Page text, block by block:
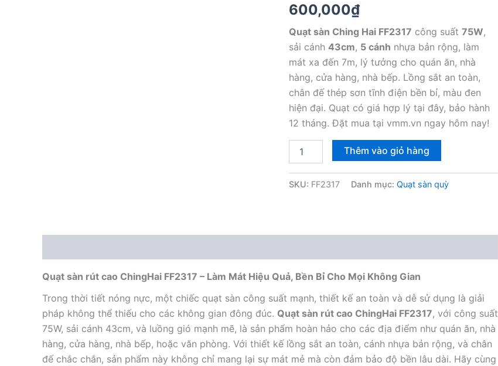
600,000₫
Quạt sàn Ching Hai FF2317 công suất 75W,
sải cánh 43cm, 5 cánh nhựa bản rộng, làm
mát xa đến 7m, lý tưởng cho quán ăn, nhà
hàng, cửa hàng, nhà bếp. Lồng sắt an toàn,
chân đế thép sơn tĩnh điện bền bỉ, màu đen
hiện đại. Quạt có giá hợp lý tại đây, bảo hành
12 tháng. Đặt mua tại vmm.vn ngay hôm nay!
Sàn
cao
Thêm vào giỏ hàng
SKU: FF2317 Danh mục: Quạt sàn quỳ
Quạt sàn rút cao ChingHai FF2317 – Làm Mát Hiệu Quả, Bền Bỉ Cho Mọi Không Gian
Trong thời tiết nóng nực, một chiếc quạt sàn công suất mạnh, thiết kế an toàn và dễ sử dụng là giải
pháp không thể thiếu cho các không gian đông đúc. Quạt sàn rút cao ChingHai FF2317, với công suất
75W, sải cánh 43cm, và luồng gió mạnh mẽ, là sản phẩm hoàn hảo cho các địa điểm như quán ăn, nhà
hàng, cửa hàng, nhà bếp, hoặc văn phòng. Với thiết kế lồng sắt an toàn, cánh nhựa bản rộng, và chân
đế chắc chắn, sản phẩm này không chỉ mang lại sự mát mẻ mà còn đảm bảo độ bền lâu dài. Hãy cùng